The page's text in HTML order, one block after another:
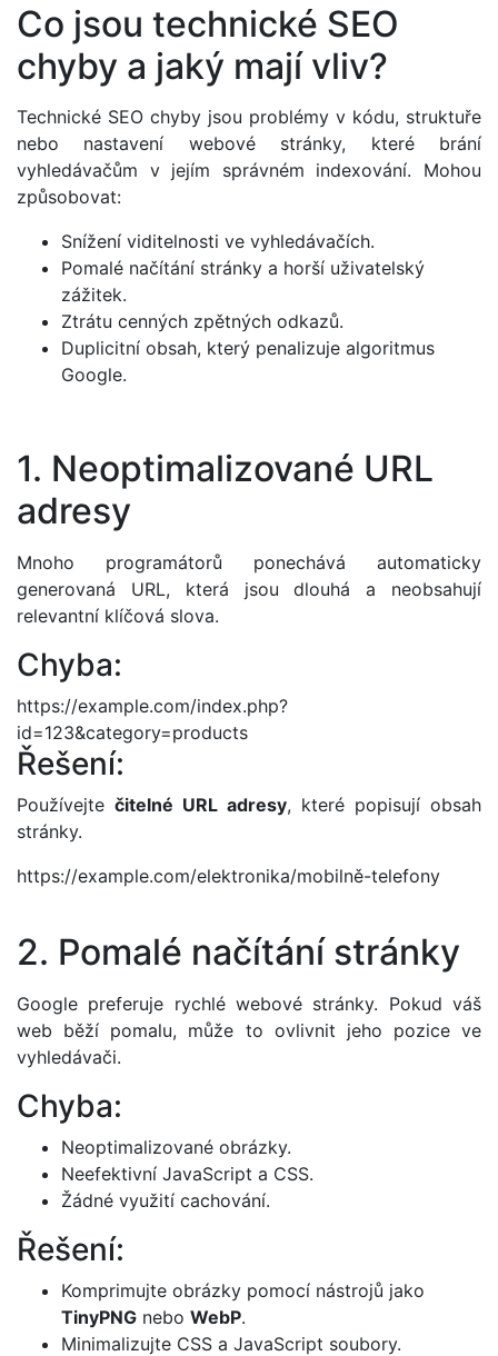
Co jsou technické SEO
chyby a jaký mají vliv?
Technické SEO chyby jsou problémy v kódu, struktuře
nebo nastavení webové stránky, které brání
vyhledávačům v jejím správném indexování. Mohou
způsobovat:
Snížení viditelnosti ve vyhledávačích.
Pomalé načítání stránky a horší uživatelský
zážitek.
Ztrátu cenných zpětných odkazů.
Duplicitní obsah, který penalizuje algoritmus
Google.
1. Neoptimalizované URL
adresy
Mnoho programátorů ponechává automaticky
generovaná URL, která jsou dlouhá a neobsahují
relevantní klíčová slova.
Chyba:
https://example.com/index.php?
id=123&category=products
Řešení:
Používejte čitelné URL adresy, které popisují obsah
stránky.
https://example.com/elektronika/mobilně-telefony
2. Pomalé načítání stránky
Google preferuje rychlé webové stránky. Pokud váš
web běží pomalu, může to ovlivnit jeho pozice ve
vyhledávači.
Chyba:
Neoptimalizované obrázky.
Neefektivní JavaScript a CSS.
Žádné využití cachování.
Řešení:
Komprimujte obrázky pomocí nástrojů jako
TinyPNG nebo WebP.
Minimalizujte CSS a JavaScript soubory.